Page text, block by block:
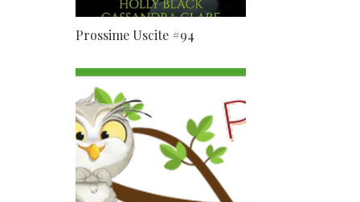
Prossime Uscite #94